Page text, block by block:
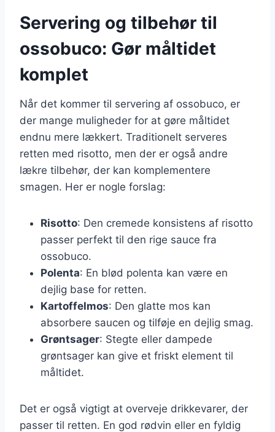
Servering og tilbehør til
ossobuco: Gør måltidet
komplet
Når det kommer til servering af ossobuco, er
der mange muligheder for at gøre måltidet
endnu mere lækkert. Traditionelt serveres
retten med risotto, men der er også andre
lækre tilbehør, der kan komplementere
smagen. Her er nogle forslag:
Risotto: Den cremede konsistens af risotto
passer perfekt til den rige sauce fra
ossobuco.
Polenta: En blød polenta kan være en
dejlig base for retten.
Kartoffelmos: Den glatte mos kan
absorbere saucen og tilføje en dejlig smag.
Grøntsager: Stegte eller dampede
grøntsager kan give et friskt element til
måltidet.
Det er også vigtigt at overveje drikkevarer, der
passer til retten. En god rødvin eller en fyldig